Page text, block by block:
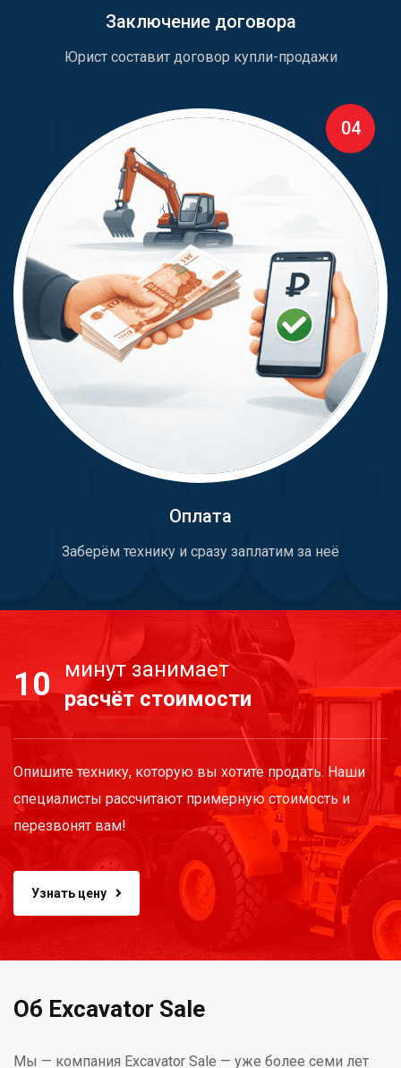
Заключение договора
Юрист составит договор купли-продажи
04
Оплата
Заберём технику и сразу заплатим за неё
10
минут занимает
расчёт стоимости
Опишите технику, которую вы хотите продать. Наши
специалисты рассчитают примерную стоимость и
перезвонят вам!
Узнать цену
Об Excavator Sale
Мы — компания Excavator Sale — уже более семи лет